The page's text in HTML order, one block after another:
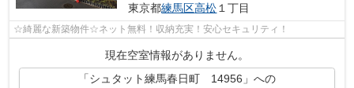
東京都練馬区高松 １丁目
☆綺麗な新築物件☆ネット無料！収納充実！安心セキュリティ！
現在空室情報がありません。
「シュタット練馬春日町 14956」への